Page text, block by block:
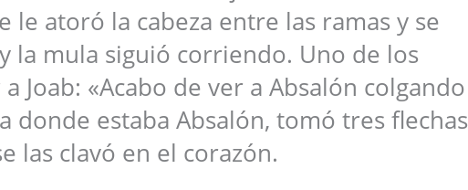
le atoró la cabeza entre las ramas y se
la mula siguió corriendo. Uno de los
Joab: «Acabo de ver a Absalón colgando
donde estaba Absalón, tomó tres flechas
las clavó en el corazón.